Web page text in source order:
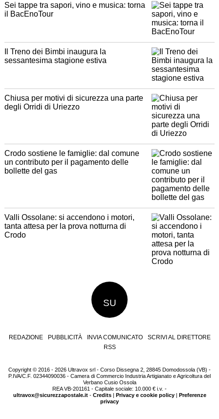
Sei tappe tra sapori, vino e musica: torna
il BacEnoTour
Il Treno dei Bimbi inaugura la
sessantesima stagione estiva
Chiusa per motivi di sicurezza una parte
degli Orridi di Uriezzo
Crodo sostiene le famiglie: dal comune
un contributo per il pagamento delle
bollette del gas
Valli Ossolane: si accendono i motori,
tanta attesa per la prova notturna di
Crodo
SU
REDAZIONE PUBBLICITÀ INVIA COMUNICATO
SCRIVI AL DIRETTORE
RSS
Copyright © 2016 - 2026 Ultravox srl - Corso Dissegna 2, 28845 Domodossola (VB) -
P.IVA/C.F. 02344090036 - Camera di Commercio Industria Artigianato e Agricoltura del
Verbano Cusio Ossola
REA VB-201161 - Capitale sociale: 10.000 € i.v. -
ultravox@sicurezzapostale.it- Credits| Privacy e cookie policy| Preferenze
privacy